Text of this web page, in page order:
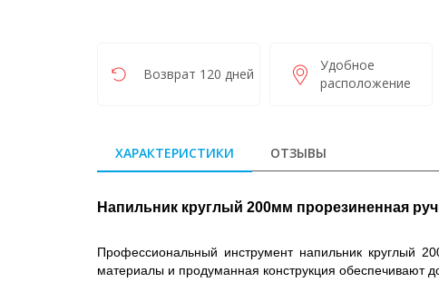
Возврат 120 дней
Удобное
расположение
ХАРАКТЕРИСТИКИ ОТЗЫВЫ
Напильник круглый 200мм прорезиненная
Профессиональный инструмент напильник круглый
материалы и продуманная конструкция обеспечивают